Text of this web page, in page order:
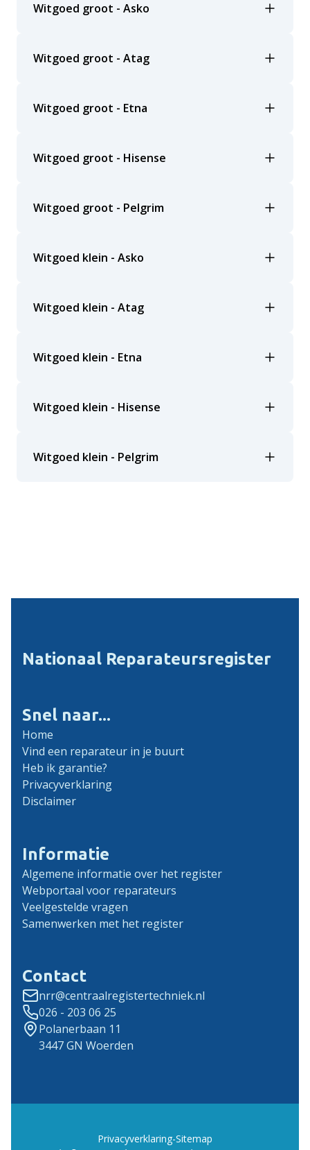
Witgoed groot - Asko
Witgoed groot - Atag
Witgoed groot - Etna
Witgoed groot - Hisense
Witgoed groot - Pelgrim
Witgoed klein - Asko
Witgoed klein - Atag
Witgoed klein - Etna
Witgoed klein - Hisense
Witgoed klein - Pelgrim
Nationaal Reparateursregister
Snel naar...
Home
Vind een reparateur in je buurt
Heb ik garantie?
Privacyverklaring
Disclaimer
Informatie
Algemene informatie over het register
Webportaal voor reparateurs
Veelgestelde vragen
Samenwerken met het register
Contact
nrr@centraalregistertechniek.nl
026 - 203 06 25
Polanerbaan 11
3447 GN Woerden
Privacyverklaring-Sitemap